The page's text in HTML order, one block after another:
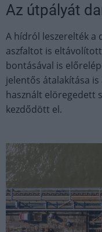
Az útpályát
A hídról leszerelték a
aszfaltot is
bontásával is
jelentős átalakítása
használt elöregedett
kezdődött el.